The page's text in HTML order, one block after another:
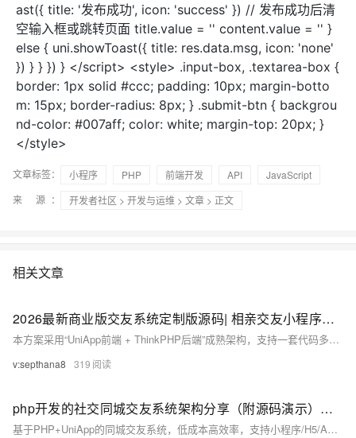
ast({ title: '发布成功', icon: 'success' }) // 发布成功后清
空输入框或跳转页面 title.value = '' content.value = '' }
else { uni.showToast({ title: res.data.msg, icon: 'none'
}) } } }) } </script> <style> .input-box, .textarea-box {
border: 1px solid #ccc; padding: 10px; margin-botto
m: 15px; border-radius: 8px; } .submit-btn { backgrou
nd-color: #007aff; color: white; margin-top: 20px; }
</style>
文章标签： 小程序 PHP 前端开发 API
JavaScript
来 源：
开发者社区 > 开发与运维 > 文章 > 正文
相关文章
2026最新商业版交友系统定制版源码| 相亲交友小程序源码全开源可二开_打造独特的社交交友系统/搭建教程
本方案采用“UniApp前端 + ThinkPHP后端”成熟架构，支持一套代码多端发布（小程序/H5/公众号/App），开发高效、生态完善。含Nginx+PHP+MySQL+Redis环境部署、IM/音视频/短信/OSS对接及安全发帖功能实现，适合快速搭建交友类应用。
v:septhana8 319
php开发的社交同城交友系统架构分享（附源码演示）交友成品源码搭建简易步骤解析！
基于PHP+UniApp的同城交友系统，低成本高效率，支持小程序/H5/APP多端一键部署。涵盖智能匹配、LBS定位、音视频聊天、动态社区及VIP变现等全功能模块，开箱即用，合规安全，是创业者首选落地方案。